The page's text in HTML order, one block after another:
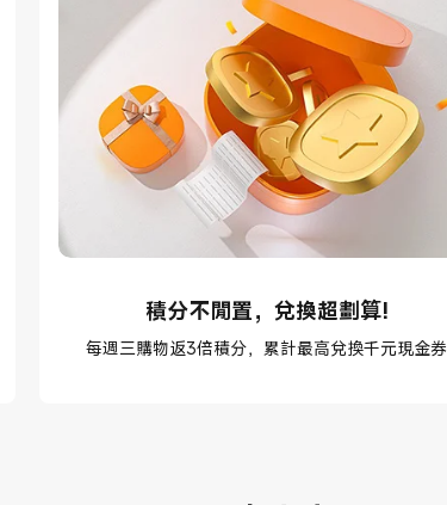
積分不閒置，兌換超劃算!
每週三購物返3倍積分，累計最高兌換千元現金券